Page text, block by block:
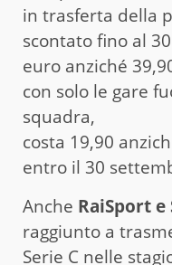
in trasferta della
scontato fino al
euro anziché
con solo le gare
squadra,
costa 19,90
entro il 30
Anche RaiSport
raggiunto a
Serie C nelle